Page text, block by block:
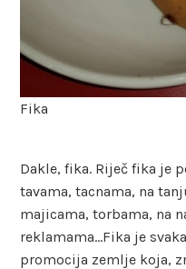
Fika
Dakle, fika. Riječ fika je
tavama, tacnama, na
majicama, torbama, na
reklamama…Fika je
promocija zemlje koja,